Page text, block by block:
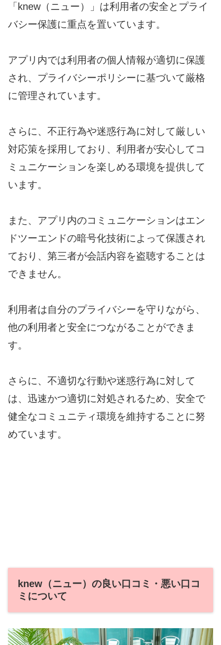
「knew（ニュー）」は利用者の安全とプライ
バシー保護に重点を置いています。
アプリ内では利用者の個人情報が適切に保護
され、プライバシーポリシーに基づいて厳格
に管理されています。
さらに、不正行為や迷惑行為に対して厳しい
対応策を採用しており、利用者が安心してコ
ミュニケーションを楽しめる環境を提供して
います。
また、アプリ内のコミュニケーションはエン
ドツーエンドの暗号化技術によって保護され
ており、第三者が会話内容を盗聴することは
できません。
利用者は自分のプライバシーを守りながら、
他の利用者と安全につながることができま
す。
さらに、不適切な行動や迷惑行為に対して
は、迅速かつ適切に対処されるため、安全で
健全なコミュニティ環境を維持することに努
めています。
knew（ニュー）の良い口コミ・悪い口コ
ミについて